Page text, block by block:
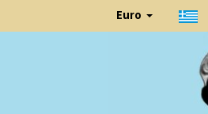
Euro